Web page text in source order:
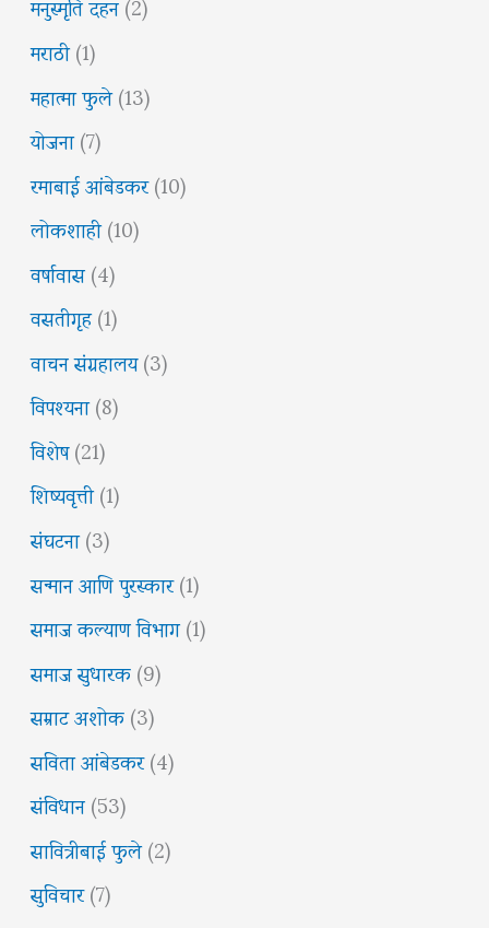
मराठी(1)
महात्मा फुले(13)
योजना(7)
रमाबाई आंबेडकर(10)
लोकशाही(10)
वर्षावास(4)
वसतीगृह(1)
वाचन संग्रहालय(3)
विपश्यना(8)
विशेष(21)
शिष्यवृत्ती(1)
संघटना(3)
सन्मान आणि पुरस्कार(1)
समाज कल्याण विभाग(1)
समाज सुधारक(9)
सम्राट अशोक(3)
सविता आंबेडकर(4)
संविधान(53)
सावित्रीबाई फुले(2)
सुविचार(7)